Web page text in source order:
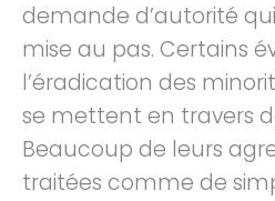
demande d’autorité
mise au pas. Certains
l’éradication des
se mettent en travers
Beaucoup de leurs
traitées comme de